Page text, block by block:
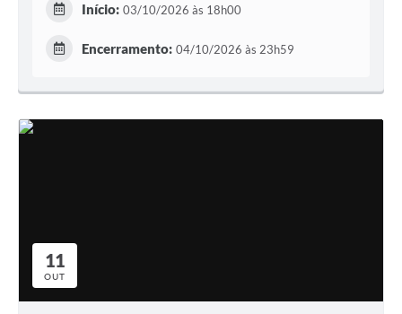
Início: 03/10/2026 às 18h00
Encerramento: 04/10/2026 às 23h59
11
OUT